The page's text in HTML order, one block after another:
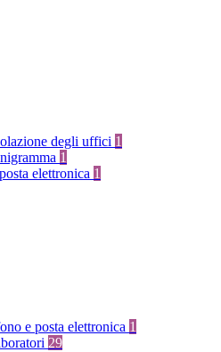
degli uffici 1
1
elettronica 1
e posta elettronica 1
29